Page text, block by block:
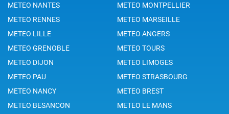
METEO NANTES
METEO MONTPELLIER
METEO RENNES
METEO MARSEILLE
METEO LILLE
METEO ANGERS
METEO GRENOBLE
METEO TOURS
METEO DIJON
METEO LIMOGES
METEO PAU
METEO STRASBOURG
METEO NANCY
METEO BREST
METEO BESANCON
METEO LE MANS